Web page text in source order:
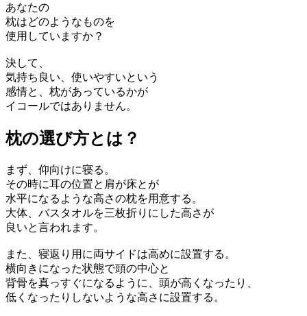
あなたの
枕はどのようなものを
使用していますか？
決して、
気持ち良い、使いやすいという
感情と、枕があっているかが
イコールではありません。
枕の選び方とは？
まず、仰向けに寝る。
その時に耳の位置と肩が床とが
水平になるような高さの枕を用意する。
大体、バスタオルを三枚折りにした高さが
良いと言われます。
また、寝返り用に両サイドは高めに設置する。
横向きになった状態で頭の中心と
背骨を真っすぐになるように、頭が高くなったり、
低くなったりしないような高さに設置する。